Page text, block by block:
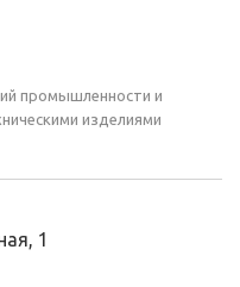
промышленности и
изделиями
1